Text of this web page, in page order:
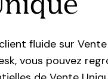
fluide sur
vous pouvez